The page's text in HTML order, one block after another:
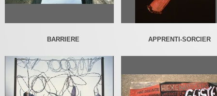
BARRIERE APPRENTI-SORCIER